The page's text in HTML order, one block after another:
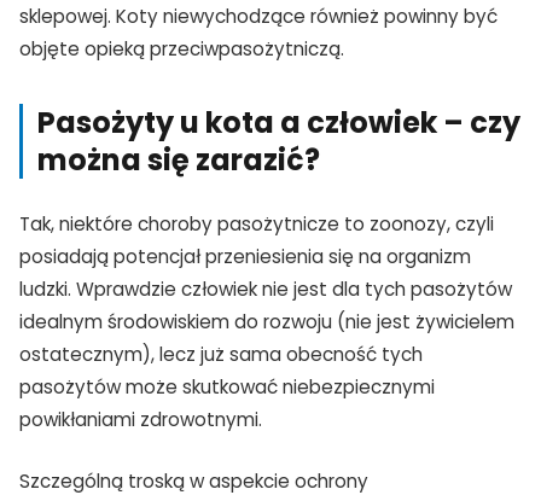
sklepowej. Koty niewychodzące również powinny być
objęte opieką przeciwpasożytniczą.
Pasożyty u kota a człowiek – czy
można się zarazić?
Tak, niektóre choroby pasożytnicze to zoonozy, czyli
posiadają potencjał przeniesienia się na organizm
ludzki. Wprawdzie człowiek nie jest dla tych pasożytów
idealnym środowiskiem do rozwoju (nie jest żywicielem
ostatecznym), lecz już sama obecność tych
pasożytów może skutkować niebezpiecznymi
powikłaniami zdrowotnymi.
Szczególną troską w aspekcie ochrony